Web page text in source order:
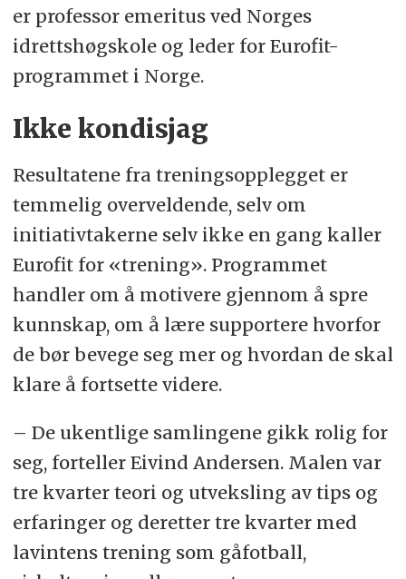
er professor emeritus ved Norges
idrettshøgskole og leder for Eurofit-
programmet i Norge.
Ikke kondisjag
Resultatene fra treningsopplegget er
temmelig overveldende, selv om
initiativtakerne selv ikke en gang kaller
Eurofit for «trening». Programmet
handler om å motivere gjennom å spre
kunnskap, om å lære supportere hvorfor
de bør bevege seg mer og hvordan de skal
klare å fortsette videre.
– De ukentlige samlingene gikk rolig for
seg, forteller Eivind Andersen. Malen var
tre kvarter teori og utveksling av tips og
erfaringer og deretter tre kvarter med
lavintens trening som gåfotball,